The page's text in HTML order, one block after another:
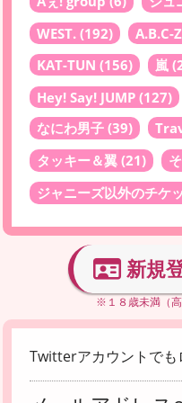
WEST. (192) A.B.C-Z
KAT-TUN (156) 嵐
Hey! Say! JUMP (127)
なにわ男子 (39)
タッキー＆翼 (21)
ジャニーズ以外のチケ
新規
※１８歳未満（
Twitterアカウントでも